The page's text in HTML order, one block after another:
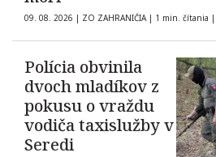
09. 08. 2026 | ZO ZAHRANIČIA | 1 min. čítania |
Polícia obvinila
dvoch mladíkov z
pokusu o vraždu
vodiča taxislužby v
Seredi